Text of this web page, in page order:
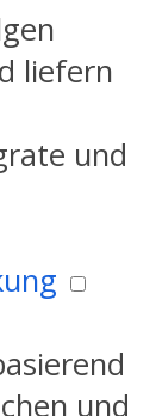
liefern
und
und